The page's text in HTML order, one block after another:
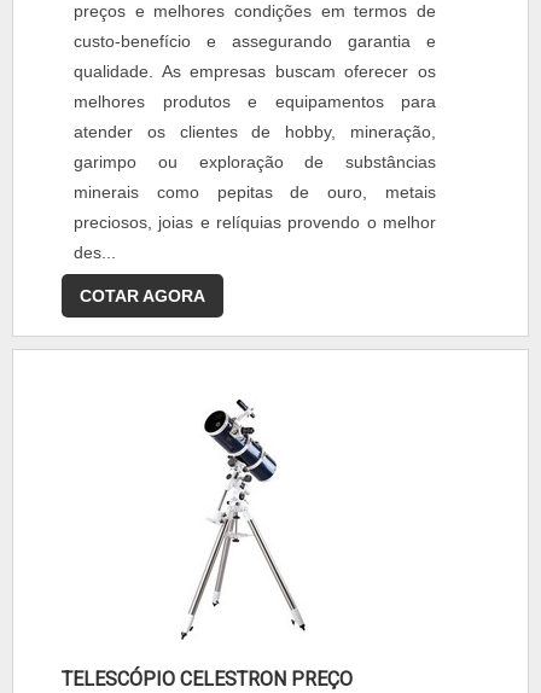
preços e melhores condições em termos de
custo-benefício e assegurando garantia e
qualidade. As empresas buscam oferecer os
melhores produtos e equipamentos para
atender os clientes de hobby, mineração,
garimpo ou exploração de substâncias
minerais como pepitas de ouro, metais
preciosos, joias e relíquias provendo o melhor
des...
COTAR AGORA
TELESCÓPIO CELESTRON PREÇO